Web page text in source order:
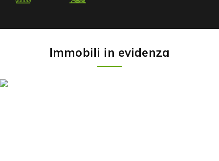
Immobili in evidenza